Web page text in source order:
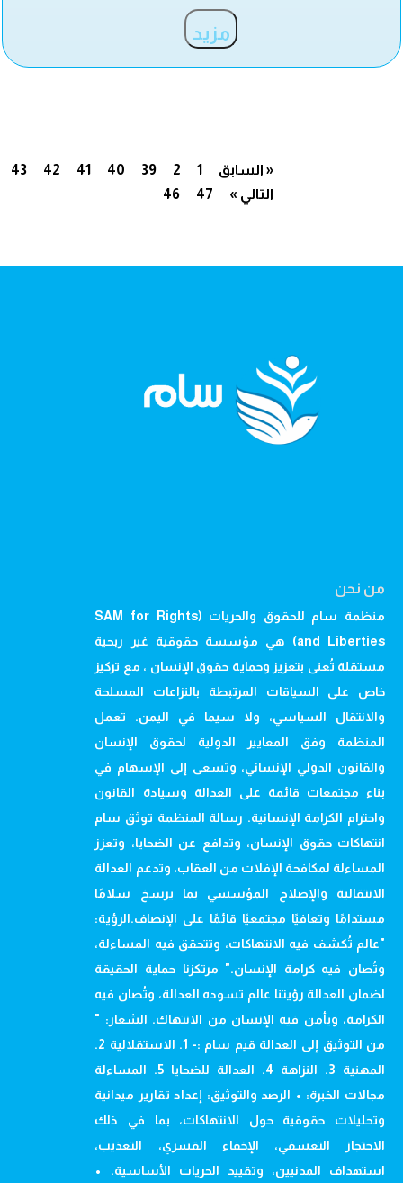
مزيد
« السابق 1
2
39
40
41
42
43
46
47 التالي »
من نحن
منظمة سام للحقوق والحريات (SAM for Rights
and Liberties) هي مؤسسة حقوقية غير ربحية
مستقلة تُعنى بتعزيز وحماية حقوق الإنسان ، مع تركيز
خاص على السياقات المرتبطة بالنزاعات المسلحة
والانتقال السياسي، ولا سيما في اليمن. تعمل
المنظمة وفق المعايير الدولية لحقوق الإنسان
والقانون الدولي الإنساني، وتسعى إلى الإسهام في
بناء مجتمعات قائمة على العدالة وسيادة القانون
واحترام الكرامة الإنسانية. رسالة المنظمة توثق سام
انتهاكات حقوق الإنسان، وتدافع عن الضحايا، وتعزز
المساءلة لمكافحة الإفلات من العقاب، وتدعم العدالة
الانتقالية والإصلاح المؤسسي بما يرسخ سلامًا
مستدامًا وتعافيًا مجتمعيًا قائمًا على الإنصاف.الرؤية:
"عالم تُكشف فيه الانتهاكات، وتتحقق فيه المساءلة،
وتُصان فيه كرامة الإنسان." مرتكزنا حماية الحقيقة
لضمان العدالة رؤيتنا عالم تسوده العدالة، وتُصان فيه
الكرامة، ويأمن فيه الإنسان من الانتهاك. الشعار: "
من التوثيق إلى العدالة قيم سام :- 1. الاستقلالية 2.
المهنية 3. النزاهة 4. العدالة للضحايا 5. المساءلة
مجالات الخبرة: • الرصد والتوثيق: إعداد تقارير ميدانية
وتحليلات حقوقية حول الانتهاكات، بما في ذلك
الاحتجاز التعسفي، الإخفاء القسري، التعذيب،
استهداف المدنيين، وتقييد الحريات الأساسية. •